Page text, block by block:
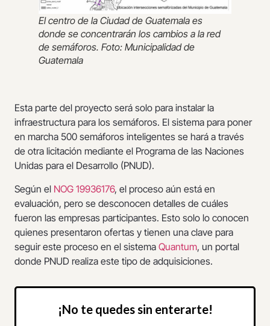
El centro de la Ciudad de Guatemala es
donde se concentrarán los cambios a la red
de semáforos. Foto: Municipalidad de
Guatemala
Esta parte del proyecto será solo para instalar la
infraestructura para los semáforos. El sistema para poner
en marcha 500 semáforos inteligentes se hará a través
de otra licitación mediante el Programa de las Naciones
Unidas para el Desarrollo (PNUD).
Según el NOG 19936176, el proceso aún está en
evaluación, pero se desconocen detalles de cuáles
fueron las empresas participantes. Esto solo lo conocen
quienes presentaron ofertas y tienen una clave para
seguir este proceso en el sistema Quantum, un portal
donde PNUD realiza este tipo de adquisiciones.
¡No te quedes sin enterarte!